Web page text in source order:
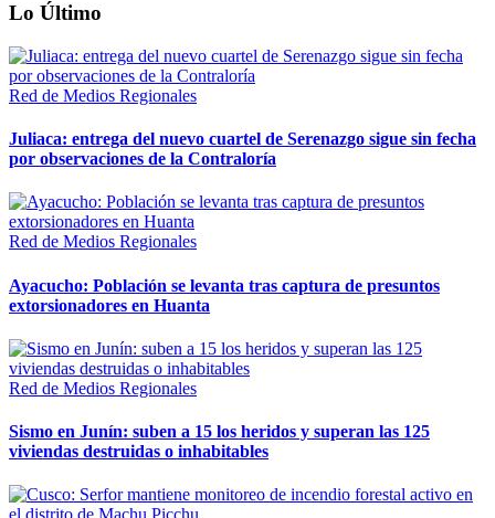
Lo Último
Red de Medios Regionales
Juliaca: entrega del nuevo cuartel de Serenazgo sigue sin fecha
por observaciones de la Contraloría
Red de Medios Regionales
Ayacucho: Población se levanta tras captura de presuntos
extorsionadores en Huanta
Red de Medios Regionales
Sismo en Junín: suben a 15 los heridos y superan las 125
viviendas destruidas o inhabitables